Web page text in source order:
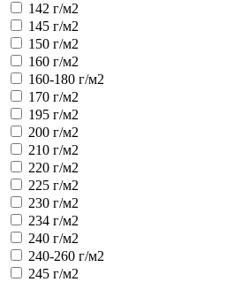
142 г/м2
145 г/м2
150 г/м2
160 г/м2
160-180 г/м2
170 г/м2
195 г/м2
200 г/м2
210 г/м2
220 г/м2
225 г/м2
230 г/м2
234 г/м2
240 г/м2
240-260 г/м2
245 г/м2